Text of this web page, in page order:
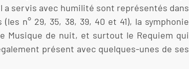
a servis avec humilité sont représentés dans
n° 29, 35, 38, 39, 40 et 41), la symphonie
Musique de nuit, et surtout le Requiem qui
présent avec quelques-unes de ses